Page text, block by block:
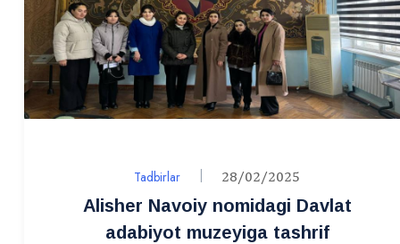
Tadbirlar 28/02/2025
Alisher Navoiy nomidagi Davlat
adabiyot muzeyiga tashrif